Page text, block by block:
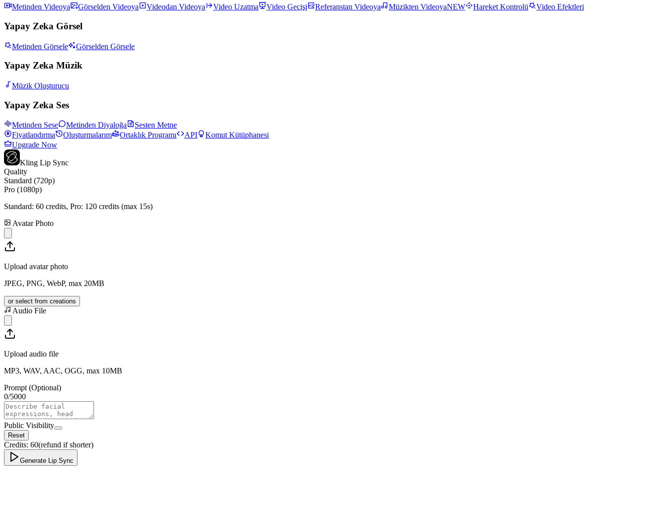
Metinden Videoya Görselden Videoya Videodan Videoya Video Uzatma Video Geçişi Referanstan Videoya Müzikten VideoyaNEW Hareket Kontrolü Video Efektleri
Yapay Zeka Görsel
Metinden Görsele Görselden Görsele
Yapay Zeka Müzik
Müzik Oluşturucu
Yapay Zeka Ses
Metinden Sese Metinden Diyaloğa
Sesten Metne
Fiyatlandırma
Oluşturmalarım Ortaklık Programı API
Komut Kütüphanesi
Upgrade Now
Kling Lip Sync
Quality
Standard (720p)
Pro (1080p)
Standard: 60 credits, Pro: 120 credits (max 15s)
Avatar Photo
Upload avatar photo
JPEG, PNG, WebP, max 20MB
or select from creations
Audio File
Upload audio file
MP3, WAV, AAC, OGG, max 10MB
Prompt (Optional)
0/5000
Public Visibility
Reset
Credits: 60(refund if shorter)
Generate Lip Sync